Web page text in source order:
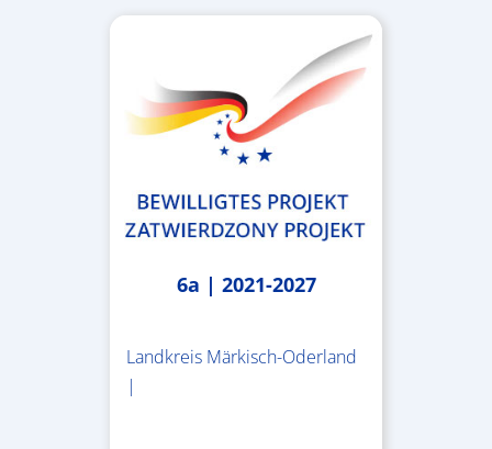
6a | 2021-2027
Landkreis Märkisch-Oderland
|